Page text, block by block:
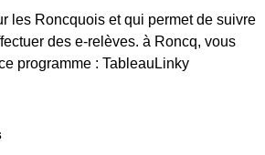
les Roncquois et qui permet de suivre
des e-relèves. à Roncq, vous
programme : TableauLinky